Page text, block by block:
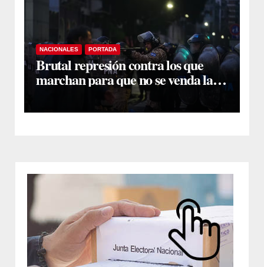
NACIONALES PORTADA
Brutal represión contra los que
marchan para que no se venda la